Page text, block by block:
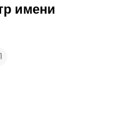
имени